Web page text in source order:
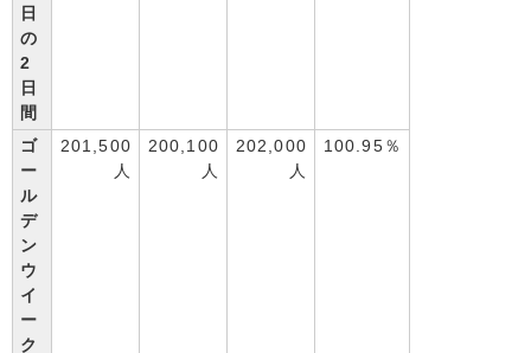
日
の
2
日
間
ゴ
ー
ル
デ
ン
ウ
イ
ー
ク
201,500
人
200,100
人
202,000
人
100.95％